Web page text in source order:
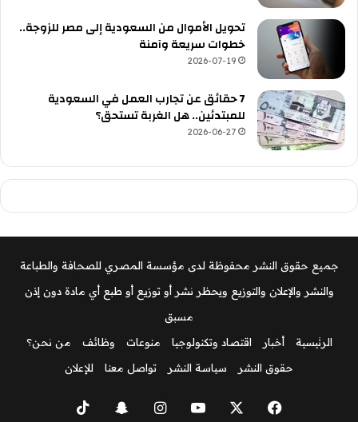
تحويل الأموال من السعودية إلى مصر للزوجة..
خطوات سريعة وآمنة
2026-07-19
7 حقائق عن تجارب العمل في السعودية
للمبتدئين.. هل الغربة تستحق؟
2026-06-27
جميع حقوق النشر محفوظة لدى مؤسسة المصري للصحافة والطباعة
والنشر والإعلان والتوزيع ويحظر نشر أو توزيع أو طبع أي مادة دون إذن
مسبق
الرئيسية
أخبار اقتصاد وتكنولوجيا منوعات وظائف
من نحن؟
حقوق النشر
سياسة النشر تواصل معنا للإعلان
فيسبوك ‫YouTubeانستقرامسناب